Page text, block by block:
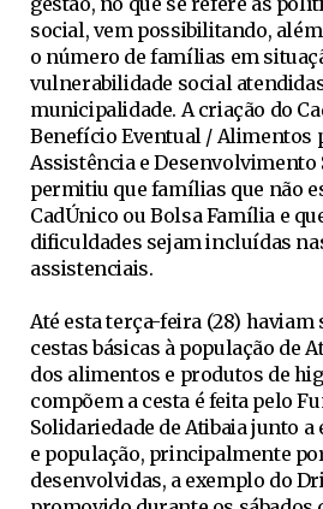
social, vem possibilitando,
o número de famílias em
vulnerabilidade social
municipalidade. A criação do
Benefício Eventual / Alimentos
Assistência e Desenvolvimento
permitiu que famílias que não
CadÚnico ou Bolsa Família e
dificuldades sejam incluídas
assistenciais.
Até esta terça-feira (28) haviam
cestas básicas à população de
dos alimentos e produtos de
compõem a cesta é feita pelo
Solidariedade de Atibaia junto a
e população, principalmente
desenvolvidas, a exemplo do